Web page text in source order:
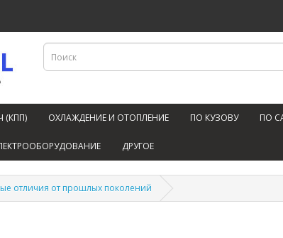
(КПП) ОХЛАЖДЕНИЕ И ОТОПЛЕНИЕ ПО КУЗОВУ ПО
ДРУГОЕ
отличия от прошлых поколений